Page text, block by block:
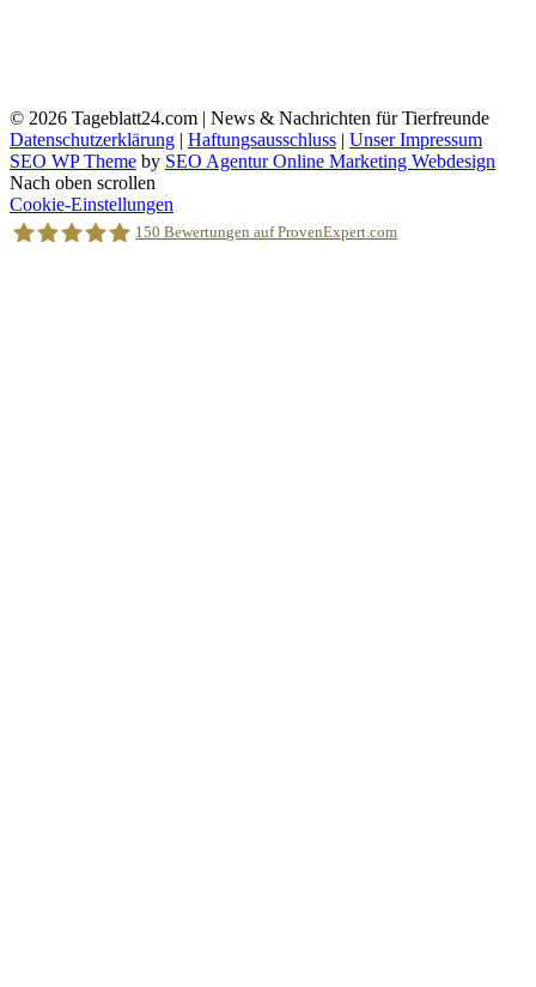
© 2026 Tageblatt24.com | News & Nachrichten für Tierfreunde
Datenschutzerklärung | Haftungsausschluss | Unser Impressum
SEO WP Theme by SEO Agentur Online Marketing Webdesign
Nach oben scrollen
Cookie-Einstellungen
150 Bewertungen auf ProvenExpert.com